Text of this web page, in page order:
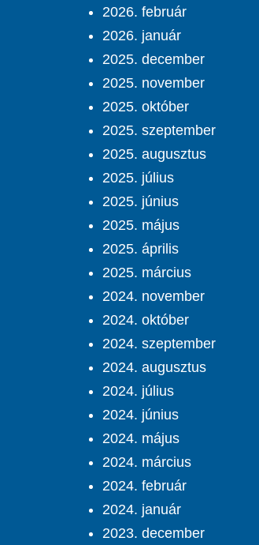
2026. február
2026. január
2025. december
2025. november
2025. október
2025. szeptember
2025. augusztus
2025. július
2025. június
2025. május
2025. április
2025. március
2024. november
2024. október
2024. szeptember
2024. augusztus
2024. július
2024. június
2024. május
2024. március
2024. február
2024. január
2023. december